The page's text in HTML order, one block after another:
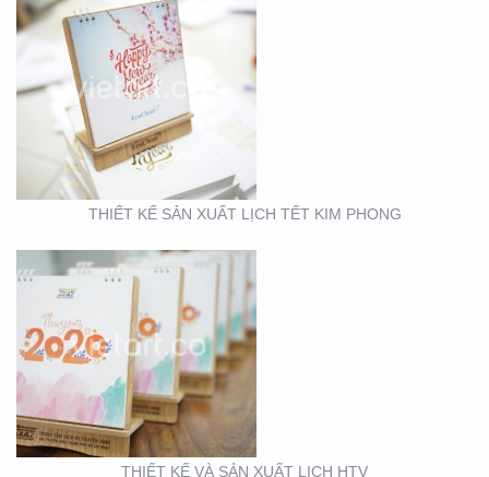
THIẾT KẾ SẢN XUẤT LỊCH TẾT KIM PHONG
THIẾT KẾ VÀ SẢN XUẤT
LỊCH HTV
THIẾT KẾ VÀ SẢN XUẤT LỊCH HTV
THIẾT KẾ VÀ SẢN XUẤT
LỊCH FUBON